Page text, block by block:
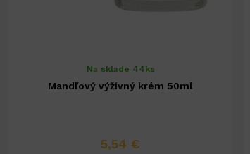
Na sklade 44ks
Mandľový výživný krém 50ml
5,54 €